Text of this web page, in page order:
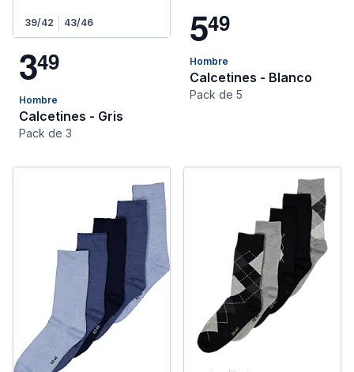
39/42 43/46
349
Hombre
Calcetines - Gris
Pack de 3
549
Hombre
Calcetines - Blanco
Pack de 5